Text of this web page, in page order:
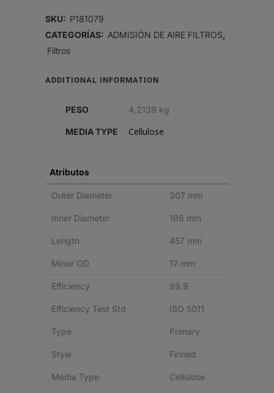
PRIMARIO
SKU: P181079
CATEGORÍAS: ADMISIÓN DE AIRE FILTROS
Filtros
ADDITIONAL INFORMATION
PESO 4,2139 kg
MEDIA TYPE Cellulose
Atributos
Outer Diameter 307 mm
Inner Diameter 196 mm
Length 457 mm
Minor OD 17 mm
Efficiency 99.9
Efficiency Test Std ISO 5011
Type Primary
Style Finned
Media Type Cellulose